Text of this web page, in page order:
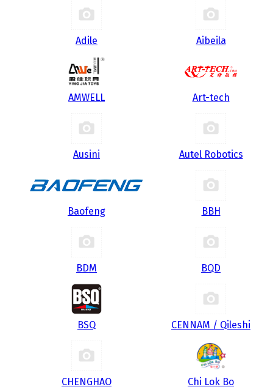
Adile Aibeila
AMWELL Art-tech
Ausini Autel Robotics
Baofeng BBH
BDM BQD
BSQ CENNAM / Qileshi
CHENGHAO Chi Lok Bo